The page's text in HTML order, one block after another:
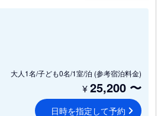
大人1名/子ども0名/1室/泊 (参考宿泊料金)
¥25,200 〜
日時を指定して予約